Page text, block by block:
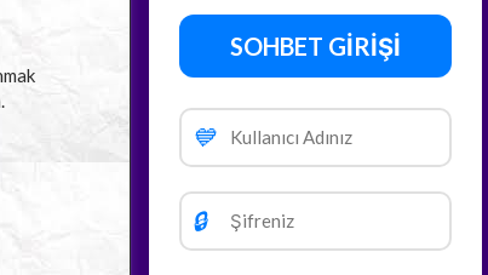
SOHBET GİRİŞİ
💙
🔒